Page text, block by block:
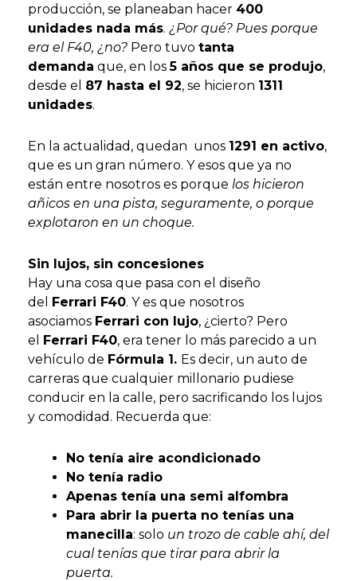
producción, se planeaban hacer 400
unidades nada más. ¿Por qué? Pues porque
era el F40, ¿no? Pero tuvo tanta
demanda que, en los5 años que se produjo,
desde el 87 hasta el 92, se hicieron 1311
unidades.
En la actualidad, quedan unos 1291 en activo,
que es un gran número. Y esos que ya no
están entre nosotros es porque los hicieron
añicos en una pista, seguramente, o porque
explotaron en un choque.
Sin lujos, sin concesiones
Hay una cosa que pasa con el diseño
del Ferrari F40. Y es que nosotros
asociamos Ferrari con lujo, ¿cierto? Pero
el Ferrari F40, era tener lo más parecido a un
vehículo de Fórmula 1. Es decir, un auto de
carreras que cualquier millonario pudiese
conducir en la calle, pero sacrificando los lujos
y comodidad. Recuerda que:
No tenía aire acondicionado
No tenía radio
Apenas tenía una semi alfombra
Para abrir la puerta no tenías una
manecilla: solo un trozo de cable ahí, del
cual tenías que tirar para abrir la
puerta.